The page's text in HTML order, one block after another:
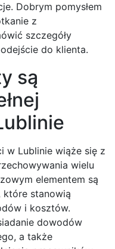
Dobrym pomysłem
z
szczegóły
do klienta.
są
w Lublinie wiąże się z
wielu
elementem są
stanowią
i kosztów.
dowodów
a także